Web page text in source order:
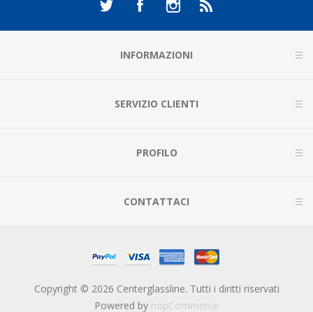
INFORMAZIONI
SERVIZIO CLIENTI
PROFILO
CONTATTACI
Copyright © 2026 Centerglassline. Tutti i diritti riservati
Powered by nopCommerce